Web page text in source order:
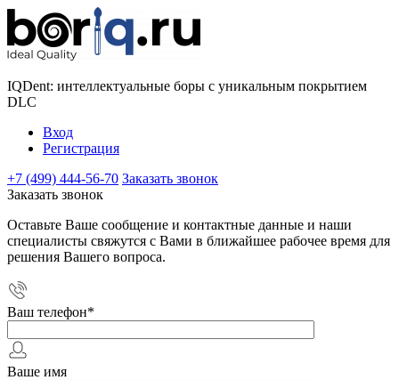
IQDent: интеллектуальные боры с уникальным покрытием
DLC
Вход
Регистрация
+7 (499) 444-56-70 Заказать звонок
Заказать звонок
Оставьте Ваше сообщение и контактные данные и наши
специалисты свяжутся с Вами в ближайшее рабочее время для
решения Вашего вопроса.
Ваш телефон*
Ваше имя